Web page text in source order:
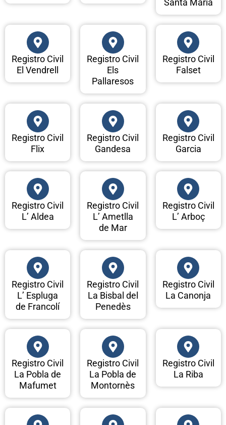
Santa Maria
Registro Civil
El Vendrell
Registro Civil
Els
Pallaresos
Registro Civil
Falset
Registro Civil
Flix
Registro Civil
Gandesa
Registro Civil
Garcia
Registro Civil
L’ Aldea
Registro Civil
L’ Ametlla
de Mar
Registro Civil
L’ Arboç
Registro Civil
L’ Espluga
de Francolí
Registro Civil
La Bisbal del
Penedès
Registro Civil
La Canonja
Registro Civil
La Pobla de
Mafumet
Registro Civil
La Pobla de
Montornès
Registro Civil
La Riba